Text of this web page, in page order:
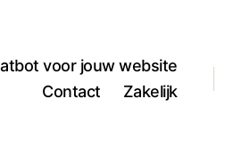
voor jouw website
Contact
Zakelijk